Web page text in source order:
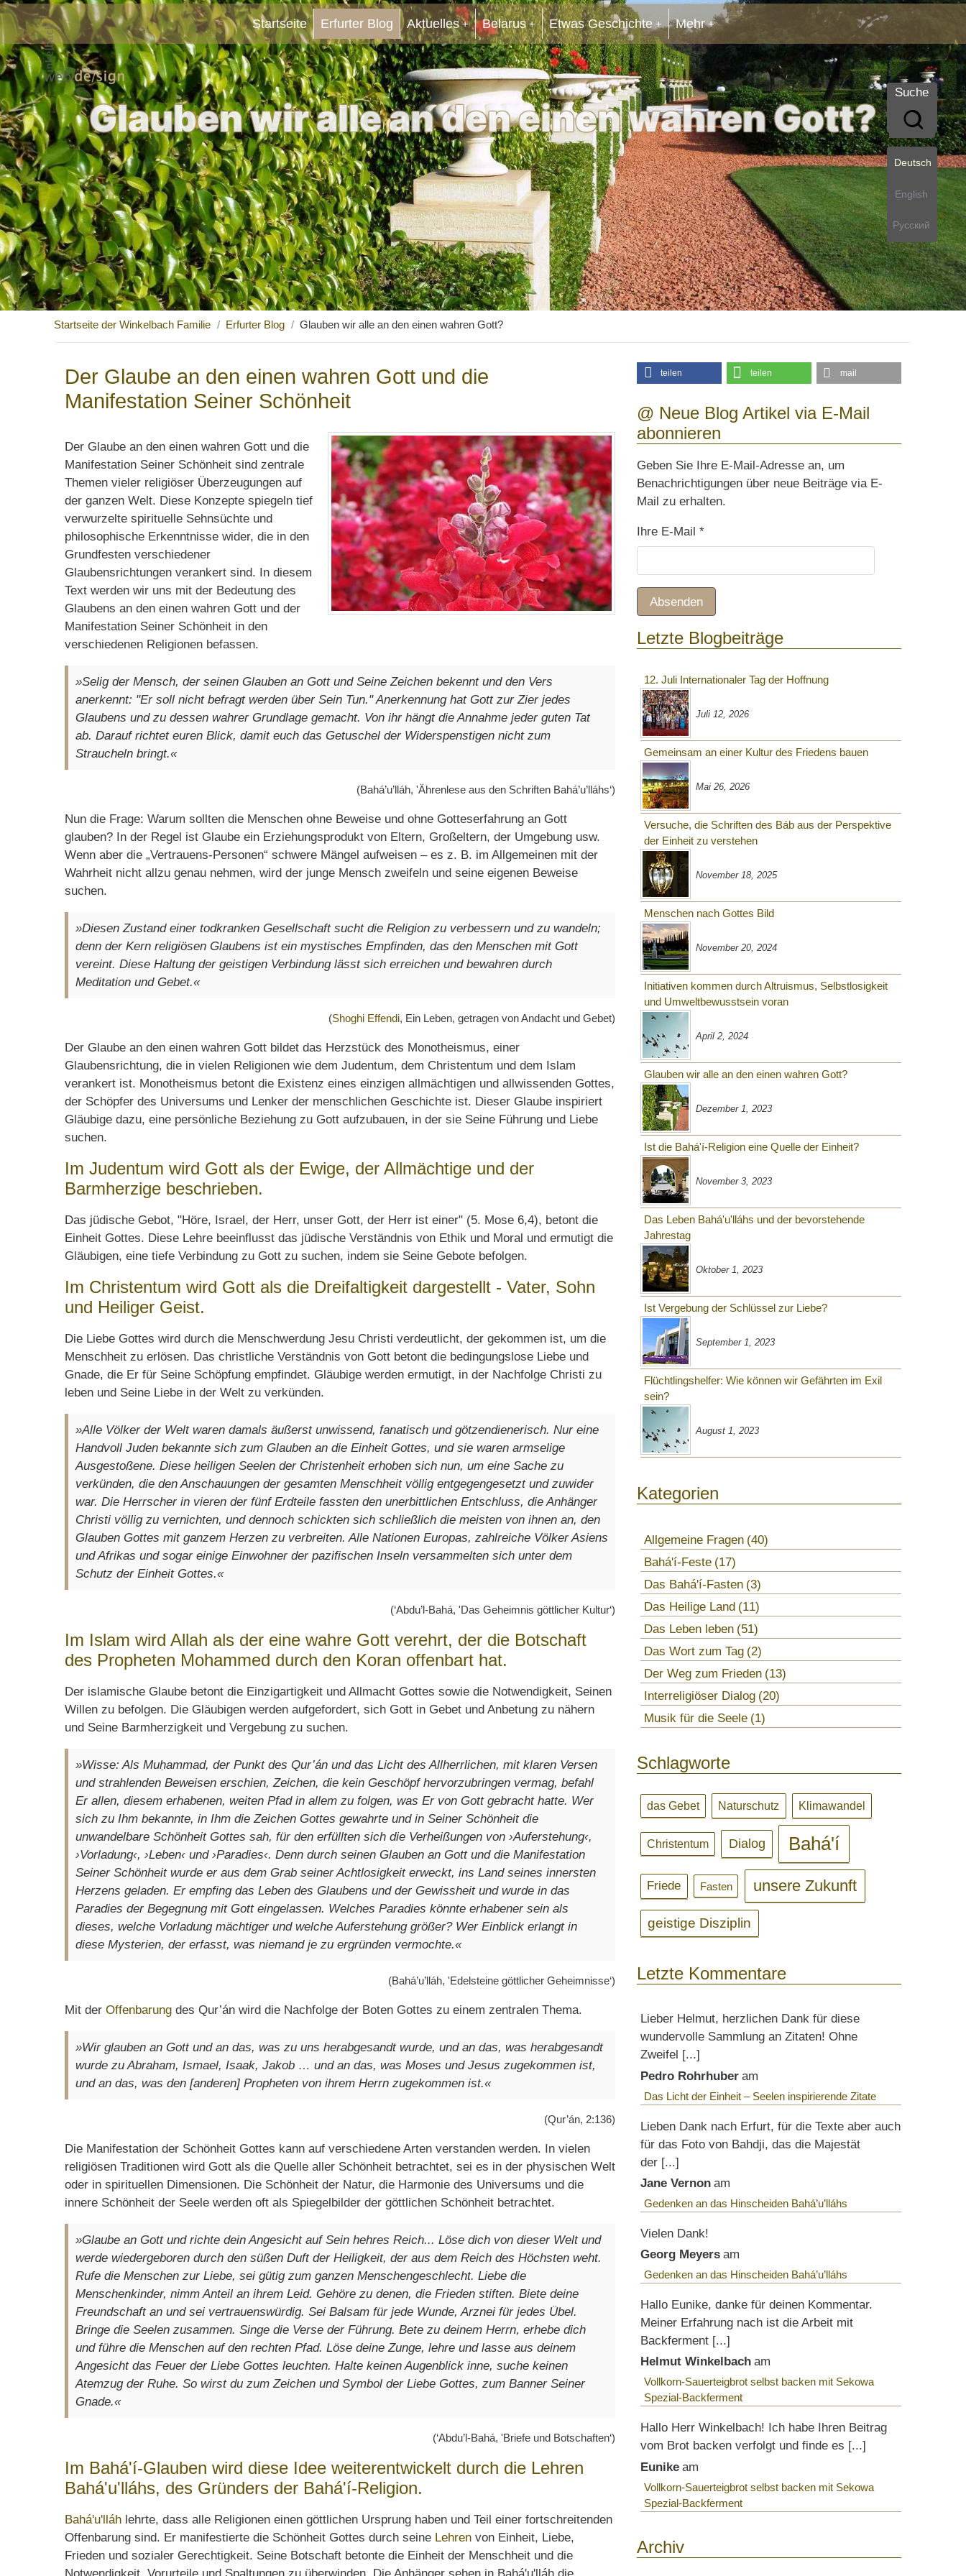
Startseite Erfurter Blog Aktuelles Belarus Etwas Geschichte Mehr
Suche
Deutsch
English
Русский
Glauben wir alle an den einen wahren Gott?
Startseite der Winkelbach Familie Erfurter Blog Glauben wir alle an den einen wahren Gott?
Der Glaube an den einen wahren Gott und die
Manifestation Seiner Schönheit
Der Glaube an den einen wahren Gott und die
Manifestation Seiner Schönheit sind zentrale
Themen vieler religiöser Überzeugungen auf
der ganzen Welt. Diese Konzepte spiegeln tief
verwurzelte spirituelle Sehnsüchte und
philosophische Erkenntnisse wider, die in den
Grundfesten verschiedener
Glaubensrichtungen verankert sind. In diesem
Text werden wir uns mit der Bedeutung des
Glaubens an den einen wahren Gott und der
Manifestation Seiner Schönheit in den
verschiedenen Religionen befassen.
»Selig der Mensch, der seinen Glauben an Gott und Seine Zeichen bekennt und den Vers
anerkennt: "Er soll nicht befragt werden über Sein Tun." Anerkennung hat Gott zur Zier jedes
Glaubens und zu dessen wahrer Grundlage gemacht. Von ihr hängt die Annahme jeder guten Tat
ab. Darauf richtet euren Blick, damit euch das Getuschel der Widerspenstigen nicht zum
Straucheln bringt.«
(Bahá’u’lláh, 'Ährenlese aus den Schriften Bahá’u’lláhs‘)
Nun die Frage: Warum sollten die Menschen ohne Beweise und ohne Gotteserfahrung an Gott
glauben? In der Regel ist Glaube ein Erziehungsprodukt von Eltern, Großeltern, der Umgebung usw.
Wenn aber die „Vertrauens-Personen“ schwere Mängel aufweisen – es z. B. im Allgemeinen mit der
Wahrheit nicht allzu genau nehmen, wird der junge Mensch zweifeln und seine eigenen Beweise
suchen.
»Diesen Zustand einer todkranken Gesellschaft sucht die Religion zu verbessern und zu wandeln;
denn der Kern religiösen Glaubens ist ein mystisches Empfinden, das den Menschen mit Gott
vereint. Diese Haltung der geistigen Verbindung lässt sich erreichen und bewahren durch
Meditation und Gebet.«
(Shoghi Effendi, Ein Leben, getragen von Andacht und Gebet)
Der Glaube an den einen wahren Gott bildet das Herzstück des Monotheismus, einer
Glaubensrichtung, die in vielen Religionen wie dem Judentum, dem Christentum und dem Islam
verankert ist. Monotheismus betont die Existenz eines einzigen allmächtigen und allwissenden Gottes,
der Schöpfer des Universums und Lenker der menschlichen Geschichte ist. Dieser Glaube inspiriert
Gläubige dazu, eine persönliche Beziehung zu Gott aufzubauen, in der sie Seine Führung und Liebe
suchen.
Im Judentum wird Gott als der Ewige, der Allmächtige und der
Barmherzige beschrieben.
Das jüdische Gebot, "Höre, Israel, der Herr, unser Gott, der Herr ist einer" (5. Mose 6,4), betont die
Einheit Gottes. Diese Lehre beeinflusst das jüdische Verständnis von Ethik und Moral und ermutigt die
Gläubigen, eine tiefe Verbindung zu Gott zu suchen, indem sie Seine Gebote befolgen.
Im Christentum wird Gott als die Dreifaltigkeit dargestellt - Vater, Sohn
und Heiliger Geist.
Die Liebe Gottes wird durch die Menschwerdung Jesu Christi verdeutlicht, der gekommen ist, um die
Menschheit zu erlösen. Das christliche Verständnis von Gott betont die bedingungslose Liebe und
Gnade, die Er für Seine Schöpfung empfindet. Gläubige werden ermutigt, in der Nachfolge Christi zu
leben und Seine Liebe in der Welt zu verkünden.
»Alle Völker der Welt waren damals äußerst unwissend, fanatisch und götzendienerisch. Nur eine
Handvoll Juden bekannte sich zum Glauben an die Einheit Gottes, und sie waren armselige
Ausgestoßene. Diese heiligen Seelen der Christenheit erhoben sich nun, um eine Sache zu
verkünden, die den Anschauungen der gesamten Menschheit völlig entgegengesetzt und zuwider
war. Die Herrscher in vieren der fünf Erdteile fassten den unerbittlichen Entschluss, die Anhänger
Christi völlig zu vernichten, und dennoch schickten sich schließlich die meisten von ihnen an, den
Glauben Gottes mit ganzem Herzen zu verbreiten. Alle Nationen Europas, zahlreiche Völker Asiens
und Afrikas und sogar einige Einwohner der pazifischen Inseln versammelten sich unter dem
Schutz der Einheit Gottes.«
(‘Abdu’l-Bahá, 'Das Geheimnis göttlicher Kultur‘)
Im Islam wird Allah als der eine wahre Gott verehrt, der die Botschaft
des Propheten Mohammed durch den Koran offenbart hat.
Der islamische Glaube betont die Einzigartigkeit und Allmacht Gottes sowie die Notwendigkeit, Seinen
Willen zu befolgen. Die Gläubigen werden aufgefordert, sich Gott in Gebet und Anbetung zu nähern
und Seine Barmherzigkeit und Vergebung zu suchen.
»Wisse: Als Muḥammad, der Punkt des Qur’án und das Licht des Allherrlichen, mit klaren Versen
und strahlenden Beweisen erschien, Zeichen, die kein Geschöpf hervorzubringen vermag, befahl
Er allen, diesem erhabenen, weiten Pfad in allem zu folgen, was Er von Gott gebracht hatte. Wer
sich zu Ihm bekannte, in Ihm die Zeichen Gottes gewahrte und in Seiner Schönheit die
unwandelbare Schönheit Gottes sah, für den erfüllten sich die Verheißungen von ›Auferstehung‹,
›Vorladung‹, ›Leben‹ und ›Paradies‹. Denn durch seinen Glauben an Gott und die Manifestation
Seiner Schönheit wurde er aus dem Grab seiner Achtlosigkeit erweckt, ins Land seines innersten
Herzens geladen. Er empfing das Leben des Glaubens und der Gewissheit und wurde in das
Paradies der Begegnung mit Gott eingelassen. Welches Paradies könnte erhabener sein als
dieses, welche Vorladung mächtiger und welche Auferstehung größer? Wer Einblick erlangt in
diese Mysterien, der erfasst, was niemand je zu ergründen vermochte.«
(Bahá’u’lláh, 'Edelsteine göttlicher Geheimnisse‘)
Mit der Offenbarung des Qur’án wird die Nachfolge der Boten Gottes zu einem zentralen Thema.
»Wir glauben an Gott und an das, was zu uns herabgesandt wurde, und an das, was herabgesandt
wurde zu Abraham, Ismael, Isaak, Jakob … und an das, was Moses und Jesus zugekommen ist,
und an das, was den [anderen] Propheten von ihrem Herrn zugekommen ist.«
(Qur’án, 2:136)
Die Manifestation der Schönheit Gottes kann auf verschiedene Arten verstanden werden. In vielen
religiösen Traditionen wird Gott als die Quelle aller Schönheit betrachtet, sei es in der physischen Welt
oder in spirituellen Dimensionen. Die Schönheit der Natur, die Harmonie des Universums und die
innere Schönheit der Seele werden oft als Spiegelbilder der göttlichen Schönheit betrachtet.
»Glaube an Gott und richte dein Angesicht auf Sein hehres Reich... Löse dich von dieser Welt und
werde wiedergeboren durch den süßen Duft der Heiligkeit, der aus dem Reich des Höchsten weht.
Rufe die Menschen zur Liebe, sei gütig zum ganzen Menschengeschlecht. Liebe die
Menschenkinder, nimm Anteil an ihrem Leid. Gehöre zu denen, die Frieden stiften. Biete deine
Freundschaft an und sei vertrauenswürdig. Sei Balsam für jede Wunde, Arznei für jedes Übel.
Bringe die Seelen zusammen. Singe die Verse der Führung. Bete zu deinem Herrn, erhebe dich
und führe die Menschen auf den rechten Pfad. Löse deine Zunge, lehre und lasse aus deinem
Angesicht das Feuer der Liebe Gottes leuchten. Halte keinen Augenblick inne, suche keinen
Atemzug der Ruhe. So wirst du zum Zeichen und Symbol der Liebe Gottes, zum Banner Seiner
Gnade.«
(‘Abdu’l-Bahá, 'Briefe und Botschaften‘)
Im Bahá'í-Glauben wird diese Idee weiterentwickelt durch die Lehren
Bahá'u'lláhs, des Gründers der Bahá'í-Religion.
Bahá'u'lláh lehrte, dass alle Religionen einen göttlichen Ursprung haben und Teil einer fortschreitenden
Offenbarung sind. Er manifestierte die Schönheit Gottes durch seine Lehren von Einheit, Liebe,
Frieden und sozialer Gerechtigkeit. Seine Botschaft betonte die Einheit der Menschheit und die
teilen teilen mail
@ Neue Blog Artikel via E-Mail
abonnieren
Geben Sie Ihre E-Mail-Adresse an, um
Benachrichtigungen über neue Beiträge via E-
Mail zu erhalten.
Ihre E-Mail *
Absenden
Letzte Blogbeiträge
12. Juli Internationaler Tag der Hoffnung
Juli 12, 2026
Gemeinsam an einer Kultur des Friedens bauen
Mai 26, 2026
Versuche, die Schriften des Báb aus der Perspektive
der Einheit zu verstehen
November 18, 2025
Menschen nach Gottes Bild
November 20, 2024
Initiativen kommen durch Altruismus, Selbstlosigkeit
und Umweltbewusstsein voran
April 2, 2024
Glauben wir alle an den einen wahren Gott?
Dezember 1, 2023
Ist die Bahá'í-Religion eine Quelle der Einheit?
November 3, 2023
Das Leben Bahá'u'lláhs und der bevorstehende
Jahrestag
Oktober 1, 2023
Ist Vergebung der Schlüssel zur Liebe?
September 1, 2023
Flüchtlingshelfer: Wie können wir Gefährten im Exil
sein?
August 1, 2023
Kategorien
Allgemeine Fragen 40
Bahá'í-Feste 17
Das Bahá'í-Fasten 3
Das Heilige Land 11
Das Leben leben 51
Das Wort zum Tag 2
Der Weg zum Frieden 13
Interreligiöser Dialog 20
Musik für die Seele 1
Schlagworte
das Gebet Naturschutz Klimawandel
Christentum Dialog Bahá'í
Friede Fasten unsere Zukunft
geistige Disziplin
Letzte Kommentare
Lieber Helmut, herzlichen Dank für diese
wundervolle Sammlung an Zitaten! Ohne
Zweifel [...]
Pedro Rohrhuber am
Das Licht der Einheit – Seelen inspirierende Zitate
Lieben Dank nach Erfurt, für die Texte aber auch
für das Foto von Bahdji, das die Majestät
der [...]
Jane Vernon am
Gedenken an das Hinscheiden Bahá’u’lláhs
Vielen Dank!
Georg Meyers am
Gedenken an das Hinscheiden Bahá’u’lláhs
Hallo Eunike, danke für deinen Kommentar.
Meiner Erfahrung nach ist die Arbeit mit
Backferment [...]
Helmut Winkelbach am
Vollkorn-Sauerteigbrot selbst backen mit Sekowa
Spezial-Backferment
Hallo Herr Winkelbach! Ich habe Ihren Beitrag
vom Brot backen verfolgt und finde es [...]
Eunike am
Vollkorn-Sauerteigbrot selbst backen mit Sekowa
Spezial-Backferment
Archiv